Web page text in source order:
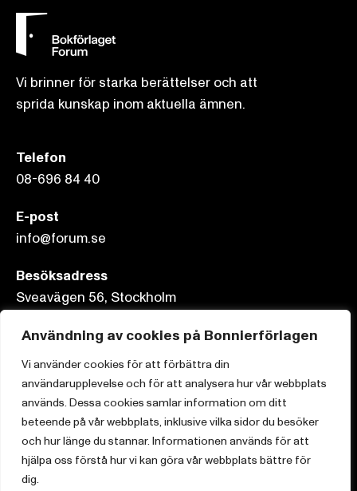
Användning av cookies på Bonnierförlagen
Vi använder cookies för att förbättra din
användarupplevelse och för att analysera hur vår webbplats
används. Dessa cookies samlar information om ditt
beteende på vår webbplats, inklusive vilka sidor du besöker
och hur länge du stannar. Informationen används för att
hjälpa oss förstå hur vi kan göra vår webbplats bättre för
dig.
Vi brinner för starka berättelser och att
sprida kunskap inom aktuella ämnen.
Telefon
08-696 84 40
E-post
info@forum.se
Besöksadress
Sveavägen 56, Stockholm
Postadress
Box 3159, 103 63 Stockholm
Om Bonnierförlagen
Cookies